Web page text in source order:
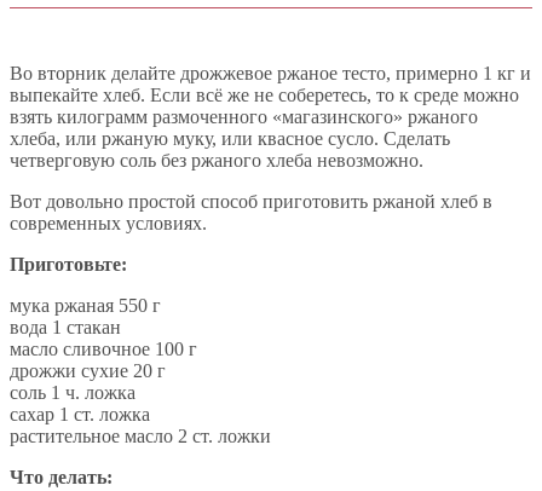
Во вторник делайте дрожжевое ржаное тесто, примерно 1 кг и
выпекайте хлеб. Если всё же не соберетесь, то к среде можно
взять килограмм размоченного «магазинского» ржаного
хлеба, или ржаную муку, или квасное сусло. Сделать
четверговую соль без ржаного хлеба невозможно.
Вот довольно простой способ приготовить ржаной хлеб в
современных условиях.
Приготовьте:
мука ржаная 550 г
вода 1 стакан
масло сливочное 100 г
дрожжи сухие 20 г
соль 1 ч. ложка
сахар 1 ст. ложка
растительное масло 2 ст. ложки
Что делать: